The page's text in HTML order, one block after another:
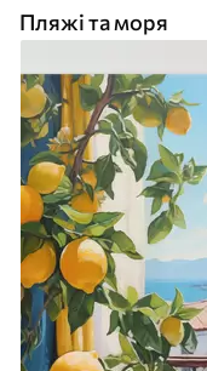
Пляжі та моря